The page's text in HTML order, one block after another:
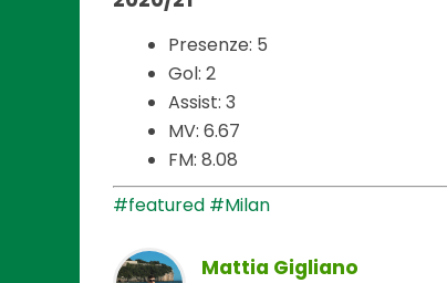
Presenze: 5
Gol: 2
Assist: 3
MV: 6.67
FM: 8.08
#featured #Milan
Mattia Gigliano